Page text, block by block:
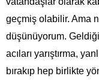
geçmiş olabilir. Ama
düşünüyorum.
acıları yarıştırma,
bırakıp hep birlikte